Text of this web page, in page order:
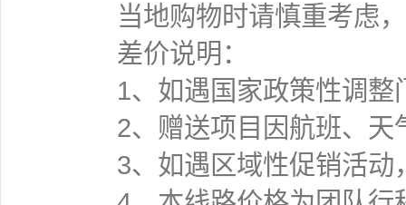
当地购物时请慎重考虑
差价说明：
1、如遇国家政策性调
2、赠送项目因航班、
3、如遇区域性促销活